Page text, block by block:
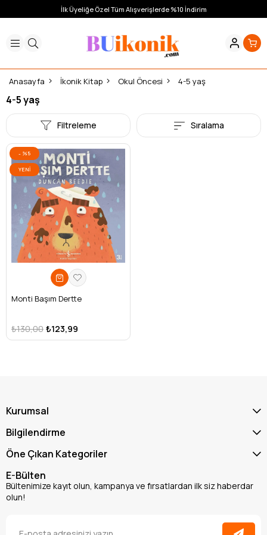
İlk Üyeliğe Özel Tüm Alışverişlerde %10 İndirim
Anasayfa İkonik Kitap Okul Öncesi 4-5 yaş
4-5 yaş
Filtreleme Sıralama
Monti Başım Dertte
₺123,99
₺130,00
%5
YENI
ÜRÜN
Kurumsal
Bilgilendirme
Öne Çıkan Kategoriler
E-Bülten
Bültenimize kayıt olun, kampanya ve fırsatlardan ilk siz haberdar
olun!